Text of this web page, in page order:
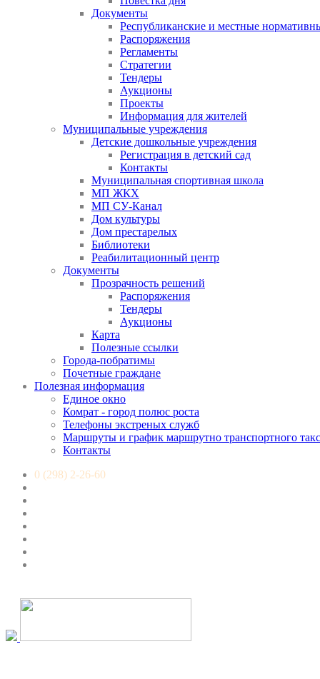
Документы
Республиканские и местные
Распоряжения
Регламенты
Стратегии
Тендеры
Аукционы
Проекты
Информация для жителей
Муниципальные учреждения
Детские дошкольные учреждения
Регистрация в детский сад
Контакты
Муниципальная спортивная школа
МП ЖКХ
МП СУ-Канал
Дом культуры
Дом престарелых
Библиотеки
Реабилитационный центр
Документы
Прозрачность решений
Распоряжения
Тендеры
Аукционы
Карта
Полезные ссылки
Города-побратимы
Почетные граждане
Полезная информация
Единое окно
Комрат - город полюс роста
Телефоны экстреных служб
Маршруты и график маршрутно транспортного
Контакты
0 (298) 2-26-60